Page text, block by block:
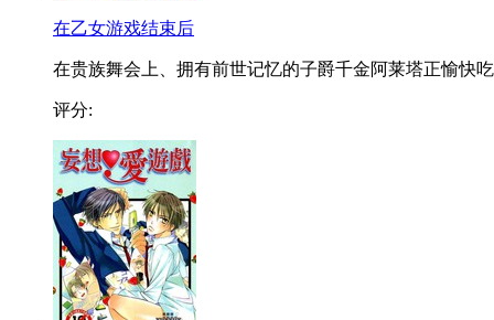
在乙女游戏结束后
在贵族舞会上、拥有前世记忆的子爵千金阿莱塔正愉快
评分: